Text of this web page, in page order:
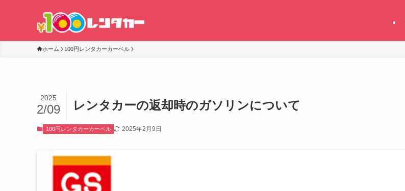
ホーム 100円レンタカーカーベル
レンタカーの返却時のガソリンについて
2025
2/09
100円レンタカーカーベル 2025年2月9日